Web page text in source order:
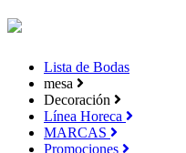
Lista de Bodas
mesa
Decoración
Línea Horeca
MARCAS
Promociones